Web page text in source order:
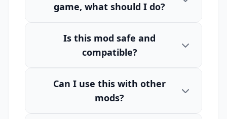
game, what should I do?
Is this mod safe and
compatible?
Can I use this with other
mods?